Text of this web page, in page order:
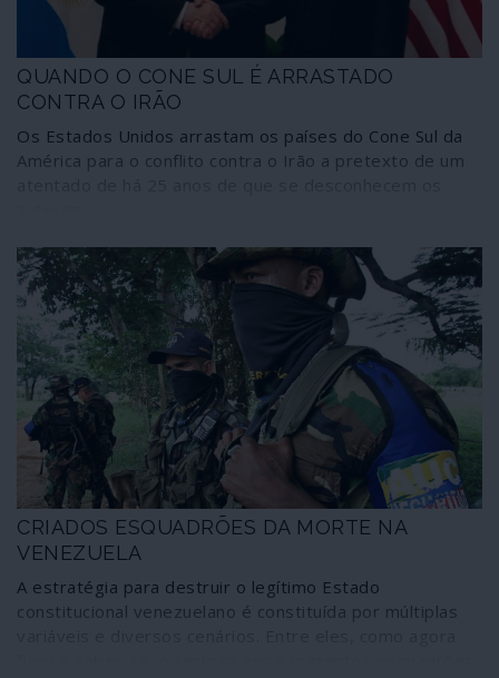
QUANDO O CONE SUL É ARRASTADO
CONTRA O IRÃO
Os Estados Unidos arrastam os países do Cone Sul da
América para o conflito contra o Irão a pretexto de um
CRIADOS ESQUADRÕES DA MORTE NA
VENEZUELA
A estratégia para destruir o legítimo Estado
constitucional venezuelano é constituída por múltiplas